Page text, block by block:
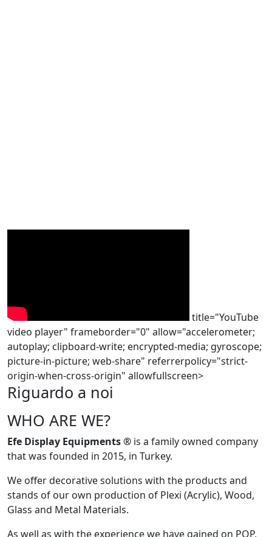
title="YouTube
video player" frameborder="0" allow="accelerometer;
autoplay; clipboard-write; encrypted-media; gyroscope;
picture-in-picture; web-share" referrerpolicy="strict-
origin-when-cross-origin" allowfullscreen>
Riguardo a noi
WHO ARE WE?
Efe Display Equipments® is a family owned company
that was founded in 2015, in Turkey.
We offer decorative solutions with the products and
stands of our own production of Plexi (Acrylic), Wood,
Glass and Metal Materials.
As well as with the experience we have gained on POP,